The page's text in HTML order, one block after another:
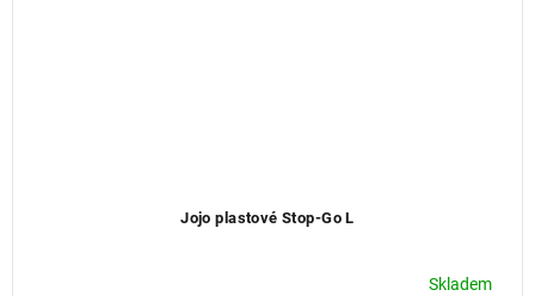
Jojo plastové Stop-Go L
Skladem